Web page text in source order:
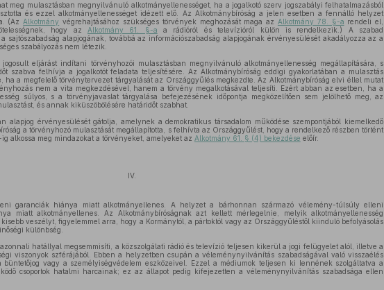
meg mulasztásban megnyilvánuló alkotmányellenességet, ha a jogalkotó szerv jogszabályi felhatalmazásból
és ezzel alkotmányellenességet idézett elő. Az Alkotmánybíróság a jelen esetben a fennálló helyzet
(Az Alkotmány végrehajtásához szükséges törvények meghozását maga az Alkotmány 78. §-a rendeli el,
hogy az Alkotmány 61. §-a a rádióról és televízióról külön is rendelkezik.) A szabad
sajtószabadság alapjogának, továbbá az információszabadság alapjogának érvényesülését akadályozza az a
szabályozás nem létezik.
eljárást indítani törvényhozói mulasztásban megnyilvánuló alkotmányellenesség megállapítására, s
szabva felhívja a jogalkotót feladata teljesítésére. Az Alkotmánybíróság eddigi gyakorlatában a mulasztás
ha a megfelelő törvénytervezet tárgyalását az Országgyűlés megkezdte. Az Alkotmánybíróság elvi éllel mutat
nem a vita megkezdésével, hanem a törvény megalkotásával teljesíti. Ezért abban az esetben, ha a
súlyos, s a törvényjavaslat tárgyalása befejezésének időpontja megközelítően sem jelölhető meg, az
és annak kiküszöbölésére határidőt szabhat.
alapjog érvényesülését gátolja, amelynek a demokratikus társadalom működése szempontjából kiemelkedő
a törvényhozó mulasztását megállapította, s felhívta az Országgyűlést, hogy a rendelkező részben történt
alkossa meg mindazokat a törvényeket, amelyeket az Alkotmány 61. § (4) bekezdése előír.
IV.
garanciák hiánya miatt alkotmányellenes. A helyzet a bárhonnan származó vélemény-túlsúly elleni
miatt alkotmányellenes. Az Alkotmánybíróságnak azt kellett mérlegelnie, melyik alkotmányellenesség
veszélyt, figyelemmel arra, hogy a Kormánytól, a pártoktól vagy az Országgyűléstől kiinduló befolyásolás
különbség.
hatállyal megsemmisíti, a közszolgálati rádió és televízió teljesen kikerül a jogi felügyelet alól, illetve a
viszonyok szférájából. Ebben a helyzetben csupán a véleménynyilvánítás szabadságával való visszaélés
vagy a személyiségvédelem eszközeivel. Ezzel a médiumok teljesen ki lennének szolgáltatva a
csoportok hatalmi harcainak; ez az állapot pedig kifejezetten a véleménynyilvánítás szabadsága ellen